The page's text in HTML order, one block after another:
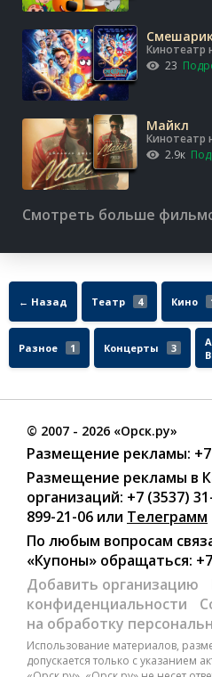
Кинотеатр
23
Майкл
Кинотеатр
2.9к
Смотреть больше
← Назад Театр 4 Кино
Разное 1 Концерты 3
© 2007 - 2026 «Орск.ру»
Размещение рекламы:
Размещение рекламы в
организаций: +7 (3537)
899-21-06 или Телеграмм
По любым вопросам
«Купоны» обращаться:
Добавить организацию
конфиденциальности
на обработку
Использование материалов,
допускается только с указанием